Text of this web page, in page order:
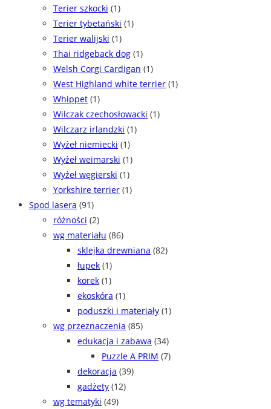
Terier szkocki (1)
Terier tybetański (1)
Terier walijski (1)
Thai ridgeback dog (1)
Welsh Corgi Cardigan (1)
West Highland white terrier (1)
Whippet (1)
Wilczak czechosłowacki (1)
Wilczarz irlandzki (1)
Wyżeł niemiecki (1)
Wyżeł weimarski (1)
Wyżeł węgierski (1)
Yorkshire terrier (1)
Spod lasera (91)
różności (2)
wg materiału (86)
sklejka drewniana (82)
łupek (1)
korek (1)
ekoskóra (1)
poduszki i materiały (1)
wg przeznaczenia (85)
edukacja i zabawa (34)
Puzzle A PRIM (7)
dekoracja (39)
gadżety (12)
wg tematyki (49)